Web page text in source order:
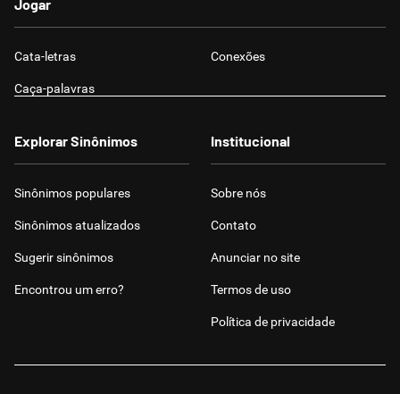
Jogar
Cata-letras Conexões
Caça-palavras
Explorar Sinônimos
Sinônimos populares
Sinônimos atualizados
Sugerir sinônimos
Encontrou um erro?
Institucional
Sobre nós
Contato
Anunciar no site
Termos de uso
Política de privacidade